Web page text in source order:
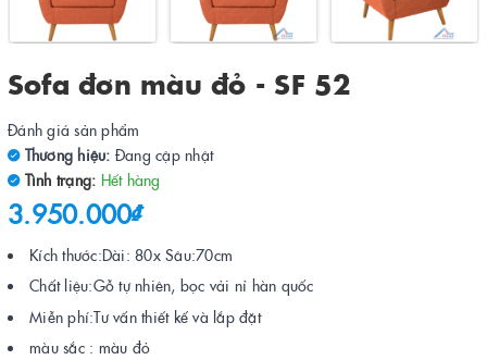
Sofa đơn màu đỏ - SF 52
Đánh giá sản phẩm
Thương hiệu: Đang cập nhật
Tình trạng: Hết hàng
3.950.000₫
Kích thước:Dài: 80x Sâu:70cm
Chất liệu:Gỗ tự nhiên, bọc vải nỉ hàn quốc
Miễn phí:Tư vấn thiết kế và lắp đặt
màu sắc : màu đỏ